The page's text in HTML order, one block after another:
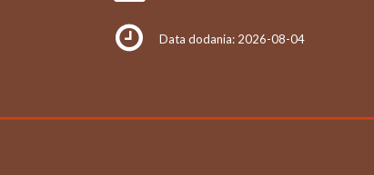
Data dodania: 2026-08-04